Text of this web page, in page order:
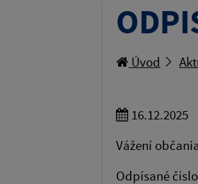
Úvod
16.12.2025
Vážení
Odpísané